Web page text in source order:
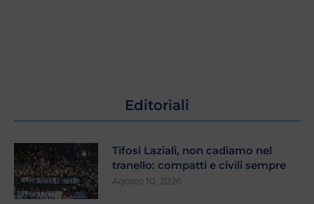
Editoriali
Tifosi Laziali, non cadiamo nel
tranello: compatti e civili sempre
Agosto 10, 2026